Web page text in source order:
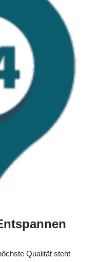
Qualität steht